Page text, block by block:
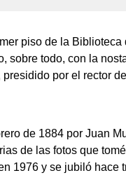
piso de la Biblioteca
sobre todo, con la
por el rector
de 1884 por Juan
de las fotos que
1976 y se jubiló hace